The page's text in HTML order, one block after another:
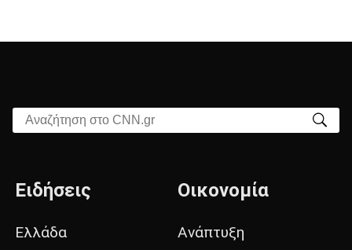
Αναζήτηση στο CNN.gr
Ειδήσεις
Ελλάδα
Οικονομία
Ανάπτυξη